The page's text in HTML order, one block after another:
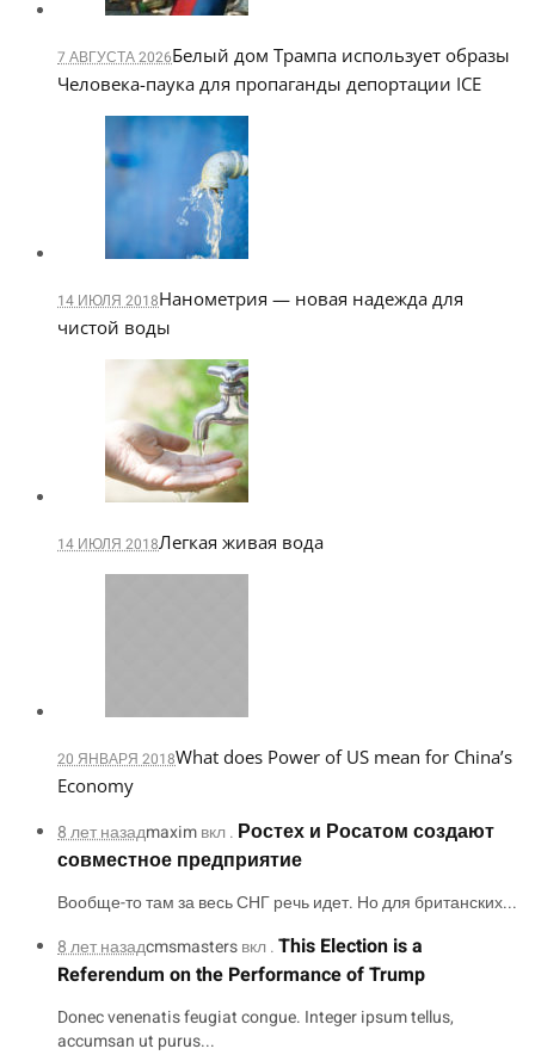
7 АВГУСТА 2026Белый дом Трампа использует образы
Человека-паука для пропаганды депортации ICE
14 ИЮЛЯ 2018Нанометрия — новая надежда для
чистой воды
14 ИЮЛЯ 2018Легкая живая вода
20 ЯНВАРЯ 2018What does Power of US mean for China’s
Economy
8 лет назадmaximвкл . Ростех и Росатом создают
совместное предприятие
Вообще-то там за весь СНГ речь идет. Но для британских...
8 лет назадcmsmastersвкл .This Election is a
Referendum on the Performance of Trump
Donec venenatis feugiat congue. Integer ipsum tellus,
accumsan ut purus...